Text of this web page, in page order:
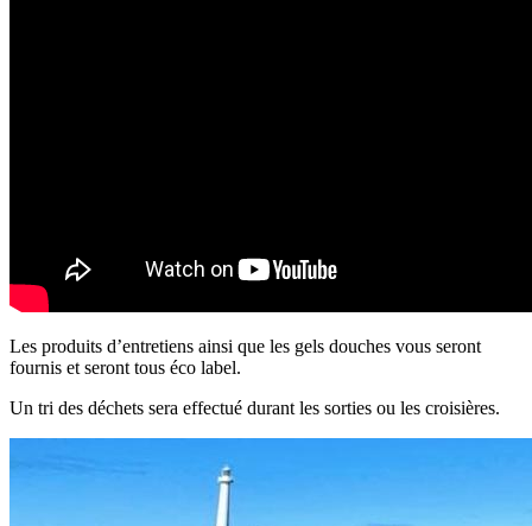
Les produits d’entretiens ainsi que les gels douches vous seront
fournis et seront tous éco label.
Un tri des déchets sera effectué durant les sorties ou les croisières.